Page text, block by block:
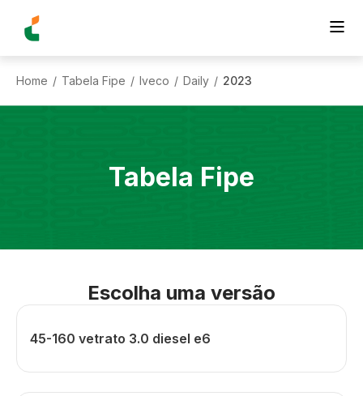
Home / Tabela Fipe / Iveco / Daily / 2023
Tabela Fipe
Escolha uma versão
45-160 vetrato 3.0 diesel e6